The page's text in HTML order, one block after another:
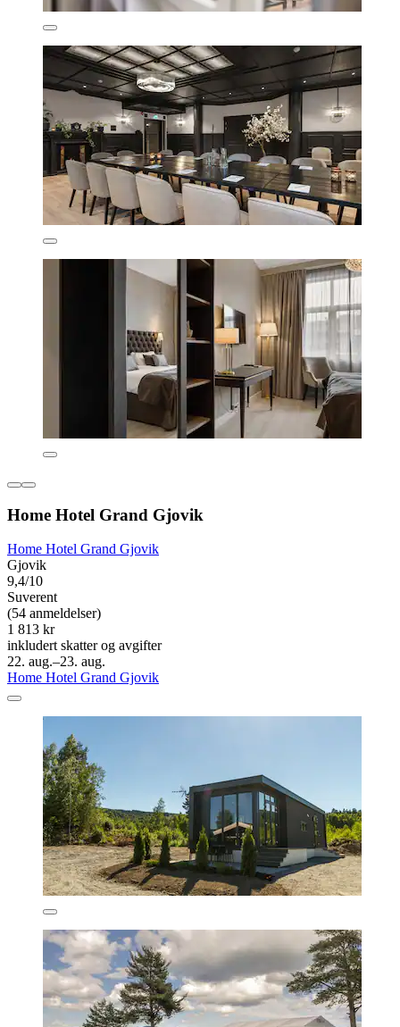
Home Hotel Grand Gjovik
Home Hotel Grand Gjovik
Gjovik
9,4/10
Suverent
(54 anmeldelser)
1 813 kr
inkludert skatter og avgifter
22. aug.–23. aug.
Home Hotel Grand Gjovik